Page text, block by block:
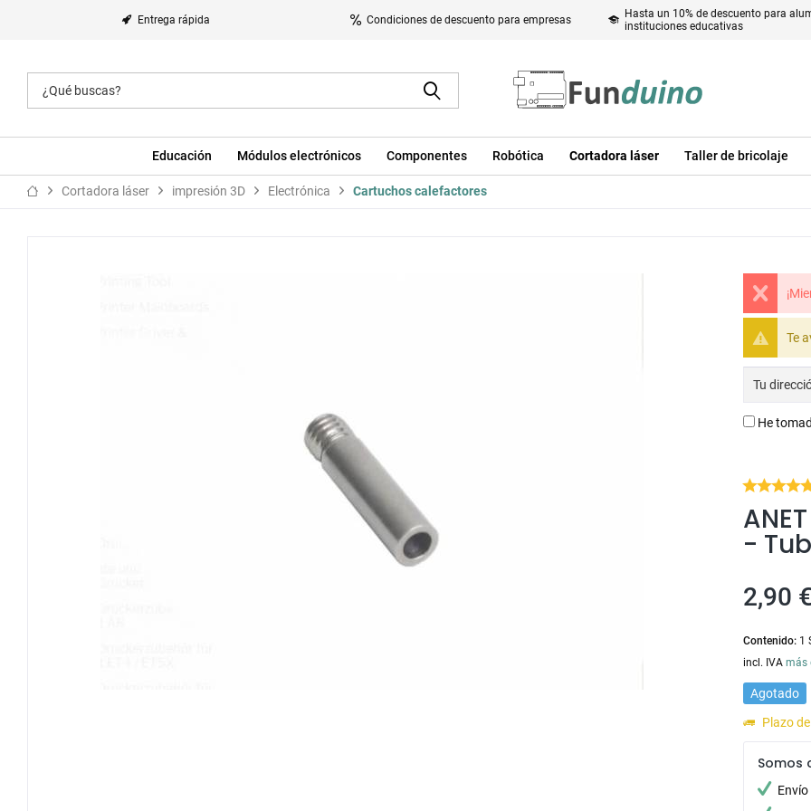
Entrega rápida Condiciones de descuento para empresas
Hasta un 10% de descuento para
instituciones educativas
Educación Módulos electrónicos Componentes Robótica Cortadora láser Taller de bricolaje
Cortadora láser impresión 3D Electrónica Cartuchos calefactores
Te
He
-
2,90
Contenido: 1
incl. IVAmás
Agotado
Plazo
Somos